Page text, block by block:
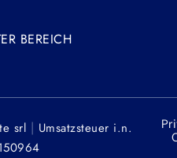
BEREICH
srl | Umsatzsteuer i.n.